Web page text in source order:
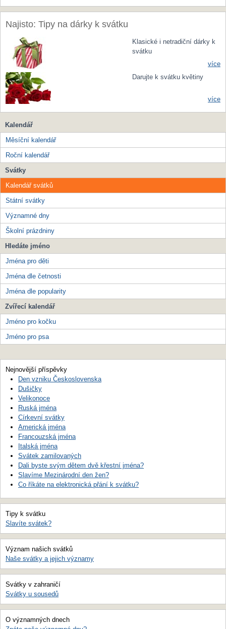
Najisto: Tipy na dárky k svátku
Klasické i netradiční dárky k
svátku
více
Darujte k svátku květiny
více
Kalendář
Měsíční kalendář
Roční kalendář
Svátky
Kalendář svátků
Státní svátky
Významné dny
Školní prázdniny
Hledáte jméno
Jména pro děti
Jména dle četnosti
Jména dle popularity
Zvířecí kalendář
Jméno pro kočku
Jméno pro psa
Nejnovější příspěvky
Den vzniku Československa
Dušičky
Velikonoce
Ruská jména
Církevní svátky
Americká jména
Francouzská jména
Italská jména
Svátek zamilovaných
Dali byste svým dětem dvě křestní jména?
Slavíme Mezinárodní den žen?
Co říkáte na elektronická přání k svátku?
Tipy k svátku
Slavíte svátek?
Význam našich svátků
Naše svátky a jejich významy
Svátky v zahraničí
Svátky u sousedů
O významných dnech